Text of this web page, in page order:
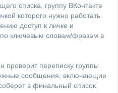
списка, группу ВКонтакте
которого нужно работать.
доступ к личке и
ключевым словам/фразам в
проверит переписку группы
сообщения, включающие
в финальный список